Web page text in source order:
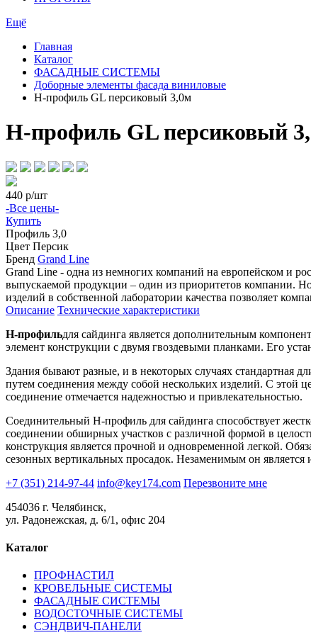
Ещё
Главная
Каталог
ФАСАДНЫЕ СИСТЕМЫ
Доборные элементы фасада виниловые
H-профиль GL персиковый 3,0м
H-профиль GL персиковый
440 р/шт
-Все цены-
Купить
Профиль 3,0
Цвет Персик
Бренд Grand Line
Grand Line - одна из немногих компаний на европейском и
выпускаемой продукции – один из приоритетов компании.
изделий в собственной лаборатории качества позволяет
Описание Технические характеристики
H-профильдля сайдинга является дополнительным
элемент конструкции с двумя гвоздевыми планками. Его
Здания бывают разные, и в некоторых случаях стандартная
путем соединения между собой нескольких изделий. С этой
соединение отмечается надежностью и привлекательностью.
Соединительный H-профиль для сайдинга способствует
соединении обширных участков с различной формой в
конструкция является прочной и одновременной легкой.
сезонных вертикальных просадок. Незаменимым он
+7 (351) 214-97-44 info@key174.com Перезвоните мне
454036 г. Челябинск,
ул. Радонежская, д. 6/1, офис 204
Каталог
ПРОФНАСТИЛ
КРОВЕЛЬНЫЕ СИСТЕМЫ
ФАСАДНЫЕ СИСТЕМЫ
ВОДОСТОЧНЫЕ СИСТЕМЫ
СЭНДВИЧ-ПАНЕЛИ